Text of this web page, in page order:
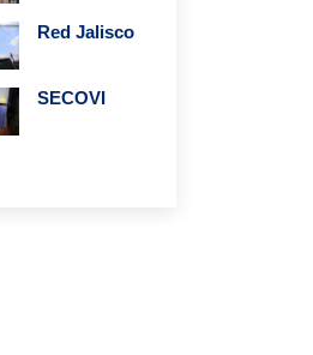
Red Jalisco
SECOVI